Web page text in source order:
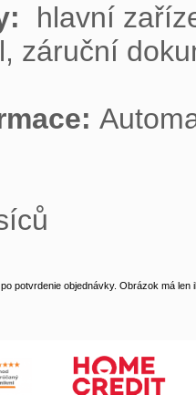
hlavní
záruční
potvrdenie objednávky. Obrázok má len